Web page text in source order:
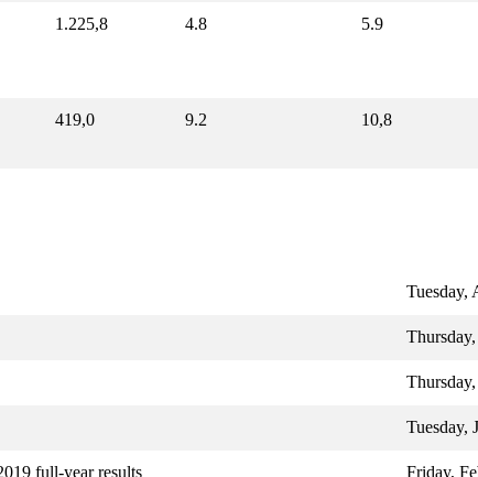
1.225,8 4.8 5.9
419,0 9.2 10,8
Tuesday,
Tuesday,
full-year results Friday,